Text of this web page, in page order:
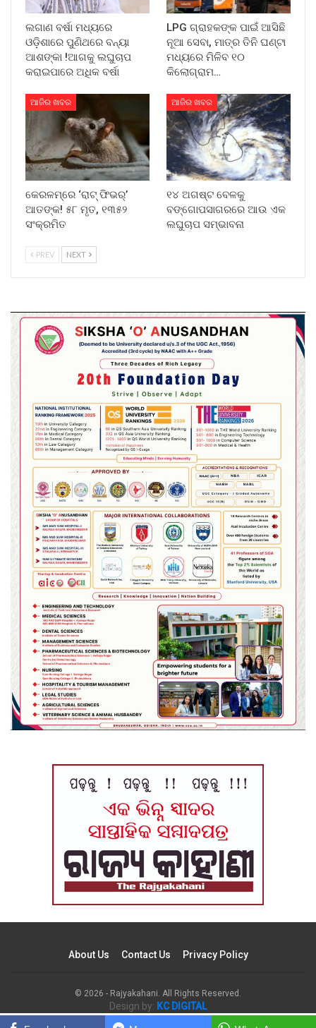
ଲଗାଣ ବର୍ଷା ମଧ୍ୟରେ
ଓଡ଼ିଶାରେ ପୁଣିଥରେ ବନ୍ୟା
ଆଶଙ୍କା !ଆଗକୁ ଲଘୁଚାପ
କରାଇପାରେ ଅଧିକ ବର୍ଷା
LPG ଗ୍ରାହକଙ୍କ ପାଇଁ ଆସିଛି
ନୂଆ ସେବା, ମାତ୍ର ତିନି ଘଣ୍ଟା
ମଧ୍ୟରେ ମିଳିବ ୧୦
କିଲୋଗ୍ରାମ…
ଆଜିର ଖବର
କେରଳମ୍‌ରେ ‘ରାଟ୍ ଫିଭର୍’
ଆତଙ୍କ! ୫୮ ମୃତ, ୧୩୫୨
ସଂକ୍ରମିତ
ଆଜିର ଖବର
୧୪ ଅଗଷ୍ଟ ବେଳକୁ
ବଙ୍ଗୋପସାଗରରେ ଆଉ ଏକ
ଲଘୁଚାପ ସମ୍ଭାବନା
PREV NEXT
About Us Contact Us Privacy Policy
© 2026 - Rajyakahani. All Rights Reserved.
Design by: KC DIGITAL